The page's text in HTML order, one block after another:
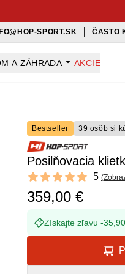
SPORT.SK ČASTO
A ZÁHRADA AKCIE
Bestseller 39 osôb si
Posilňovacia
Reviews
5 out of 5 stars 5 (
359,00 €
Získajte zľavu -